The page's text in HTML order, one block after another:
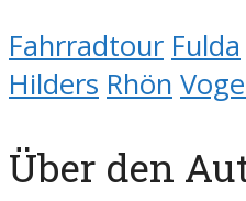
Fahrradtour Fulda
Hilders Rhön
Über den